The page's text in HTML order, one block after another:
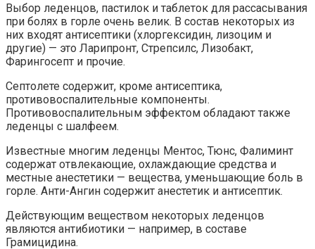
Выбор леденцов, пастилок и таблеток для рассасывания
при болях в горле очень велик. В состав некоторых из
них входят антисептики (хлоргексидин, лизоцим и
другие) — это Ларипронт, Стрепсилс, Лизобакт,
Фарингосепт и прочие.
Септолете содержит, кроме антисептика,
противовоспалительные компоненты.
Противовоспалительным эффектом обладают также
леденцы с шалфеем.
Известные многим леденцы Ментос, Тюнс, Фалиминт
содержат отвлекающие, охлаждающие средства и
местные анестетики — вещества, уменьшающие боль в
горле. Анти-Ангин содержит анестетик и антисептик.
Действующим веществом некоторых леденцов
являются антибиотики — например, в составе
Грамицидина.